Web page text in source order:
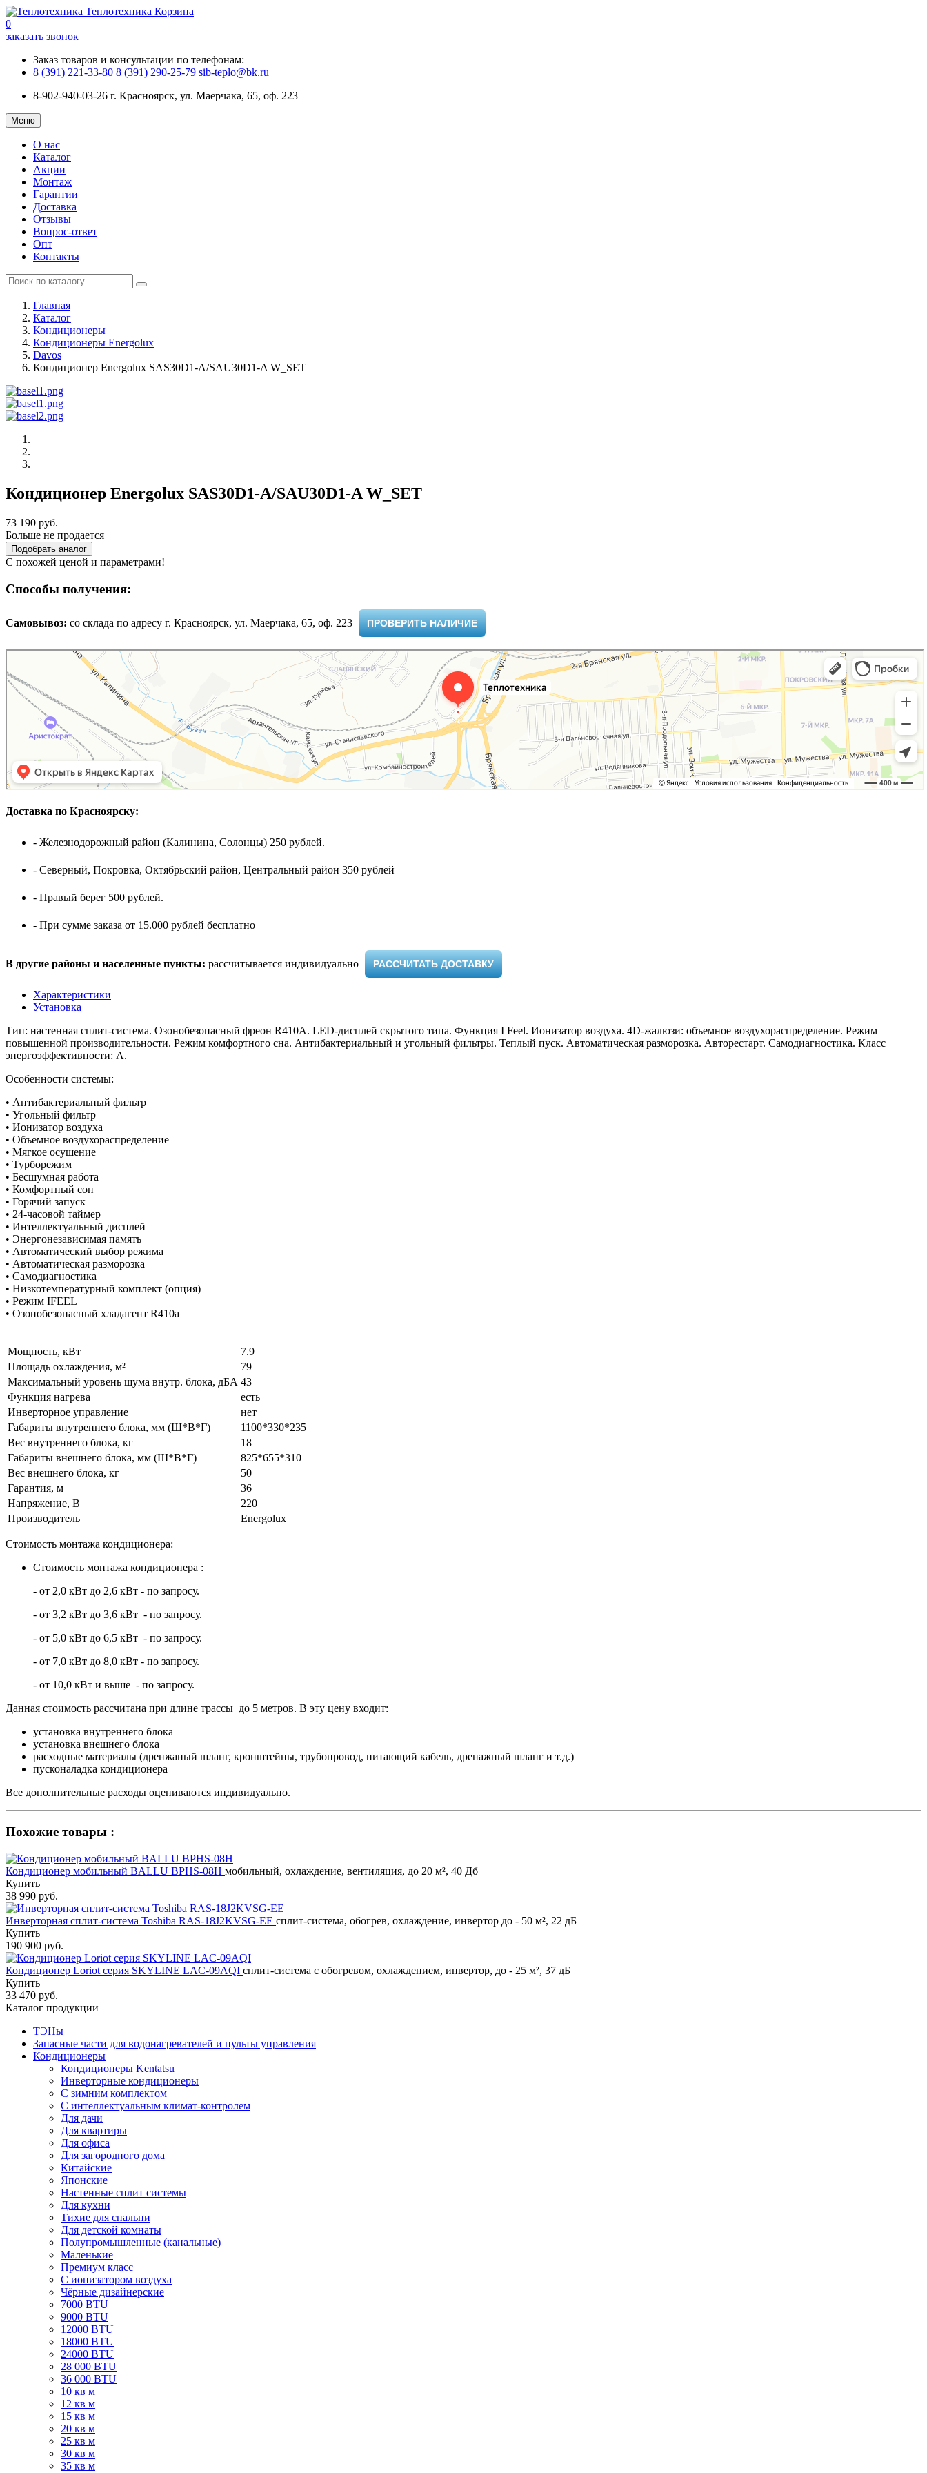
Теплотехника Корзина
0
заказать звонок
Заказ товаров и консультации по телефонам:
8 (391) 221-33-80 8 (391) 290-25-79 sib-teplo@bk.ru
8-902-940-03-26 г. Красноярск, ул. Маерчака, 65, оф. 223
Меню
О нас
Каталог
Акции
Монтаж
Гарантии
Доставка
Отзывы
Вопрос-ответ
Опт
Контакты
Главная
Каталог
Кондиционеры
Кондиционеры Energolux
Davos
Кондиционер Energolux SAS30D1-A/SAU30D1-A W_SET
Кондиционер Energolux SAS30D1-A/SAU30D1-A W_SET
73 190 руб.
Больше не продается
Подобрать аналог
С похожей ценой и параметрами!
Способы получения:
Самовывоз: cо склада по адресу г. Красноярск, ул. Маерчака, 65, оф. 223 ​ ПРОВЕРИТЬ НАЛИЧИЕ
Доставка по Красноярску:
- Железнодорожный район (Калинина, Солонцы) 250 рублей.
- Северный, Покровка, Октябрьский район, Центральный район 350 рублей
- Правый берег 500 рублей.
- При сумме заказа от 15.000 рублей бесплатно
В другие районы и населенные пункты: рассчитывается индивидуально ​ РАССЧИТАТЬ ДОСТАВКУ
Характеристики
Установка
Тип: настенная сплит-система. Озонобезопасный фреон R410A. LED-дисплей скрытого типа. Функция I Feel. Ионизатор воздуха. 4D-жалюзи: объемное воздухораспределение. Режим
повышенной производительности. Режим комфортного сна. Антибактериальный и угольный фильтры. Теплый пуск. Автоматическая разморозка. Авторестарт. Самодиагностика. Класс
энергоэффективности: A.
Особенности системы:
• Антибактериальный фильтр
• Угольный фильтр
• Ионизатор воздуха
• Объемное воздухораспределение
• Мягкое осушение
• Турборежим
• Бесшумная работа
• Комфортный сон
• Горячий запуск
• 24-часовой таймер
• Интеллектуальный дисплей
• Энергонезависимая память
• Автоматический выбор режима
• Автоматическая разморозка
• Самодиагностика
• Низкотемпературный комплект (опция)
• Режим IFEEL
• Озонобезопасный хладагент R410a
Мощность, кВт
7.9
Площадь охлаждения, м²
79
Максимальный уровень шума внутр. блока, дБА 43
Функция нагрева
есть
Инверторное управление
нет
Габариты внутреннего блока, мм (Ш*В*Г)
1100*330*235
Вес внутреннего блока, кг
18
Габариты внешнего блока, мм (Ш*В*Г)
825*655*310
Вес внешнего блока, кг
50
Гарантия, м
36
Напряжение, В
220
Производитель
Energolux
Стоимость монтажа кондиционера:
Стоимость монтажа кондиционера :
- от 2,0 кВт до 2,6 кВт - по запросу.
- от 3,2 кВт до 3,6 кВт - по запросу.
- от 5,0 кВт до 6,5 кВт - по запросу.
- от 7,0 кВт до 8,0 кВт - по запросу.
- от 10,0 кВт и выше - по запросу.
Данная стоимость рассчитана при длине трассы до 5 метров. В эту цену входит:
установка внутреннего блока
установка внешнего блока
расходные материалы (дренжаный шланг, кронштейны, трубопровод, питающий кабель, дренажный шланг и т.д.)
пусконаладка кондиционера
Все дополнительные расходы оцениваются индивидуально.
Похожие товары :
Кондиционер мобильный BALLU BPHS-08H мобильный, охлаждение, вентиляция, до 20 м², 40 Дб
Купить
38 990 руб.
Инверторная сплит-система Toshiba RAS-18J2KVSG-EE сплит-система, обогрев, охлаждение, инвертор до - 50 м², 22 дБ
Купить
190 900 руб.
Кондиционер Loriot cерия SKYLINE LAC-09AQI сплит-система с обогревом, охлаждением, инвертор, до - 25 м², 37 дБ
Купить
33 470 руб.
Каталог продукции
ТЭНы
Запасные части для водонагревателей и пульты управления
Кондиционеры
Кондиционеры Kentatsu
Инверторные кондиционеры
С зимним комплектом
С интеллектуальным климат-контролем
Для дачи
Для квартиры
Для офиса
Для загородного дома
Китайские
Японские
Настенные сплит системы
Для кухни
Тихие для спальни
Для детской комнаты
Полупромышленные (канальные)
Маленькие
Премиум класс
C ионизатором воздуха
Чёрные дизайнерские
7000 BTU
9000 BTU
12000 BTU
18000 BTU
24000 BTU
28 000 BTU
36 000 BTU
10 кв м
12 кв м
15 кв м
20 кв м
25 кв м
30 кв м
35 кв м